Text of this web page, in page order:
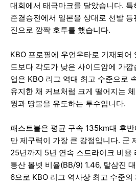
대회에서 태극마크를 달았습니다.
준결승전에서 일본을 상대로 선발
진으로 깜짝 호투를 했습니다.
KBO 프로필에 우언우타로 기재되어
드보다 각도가 낮은 사이드암에 가
업은 KBO 리그 역대 최고 수준으로
유지한 채 커브처럼 크게 떨어지는
윙과 땅볼을 유도하는 투수입니다.
패스트볼은 평균 구속 135km대 후
만 제구력이 가장 큰 강점입니다. 군
25년까지 5년 연속 스트라이크 비율
통산 볼넷 비율(BB/9) 1.46, 탈삼진
6으로 KBO 리그 역사상 최고 수준